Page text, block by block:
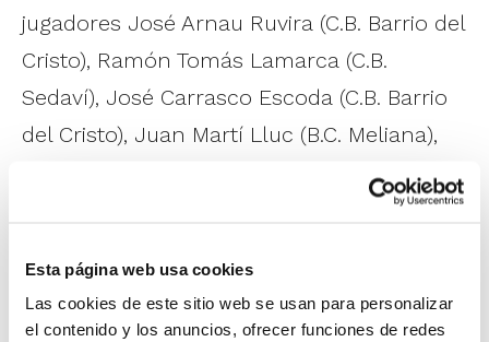
Esta página web usa cookies
Las cookies de este sitio web se usan para personalizar
el contenido y los anuncios, ofrecer funciones de redes
jugadores José Arnau Ruvira (C.B. Barrio del
Cristo), Ramón Tomás Lamarca (C.B.
Sedaví), José Carrasco Escoda (C.B. Barrio
del Cristo), Juan Martí Lluc (B.C. Meliana),
Julio Correcher Gómez (C.B. Barrio del
Cristo), Lorenzo Vilanova Monsoriu (B.C.
Escuelas Pías), Vicente Pastor García (C.D.
Escuelas Pías), Enrique Van-Hassel (basket